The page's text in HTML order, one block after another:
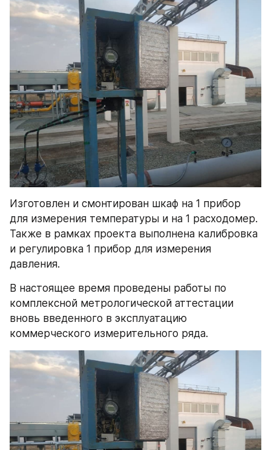
Изготовлен и смонтирован шкаф на 1 прибор
для измерения температуры и на 1 расходомер.
Также в рамках проекта выполнена калибровка
и регулировка 1 прибор для измерения
давления.
В настоящее время проведены работы по
комплексной метрологической аттестации
вновь введенного в эксплуатацию
коммерческого измерительного ряда.